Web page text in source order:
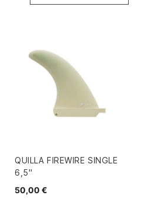
QUILLA FIREWIRE SINGLE
6,5"
50,00 €